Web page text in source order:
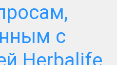
с
Herbalife